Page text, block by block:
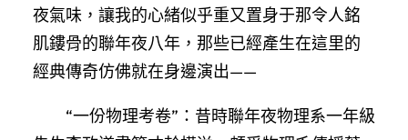
夜氣味，讓我的心緒似乎重又置身于那令人銘
肌鏤骨的聯年夜八年，那些已經產生在這里的
經典傳奇仿佛就在身邊演出——
“一份物理考卷”：昔時聯年夜物理系一年級